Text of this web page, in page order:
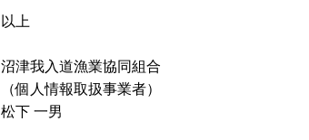
以上
沼津我入道漁業協同組合
（個人情報取扱事業者）
松下 一男